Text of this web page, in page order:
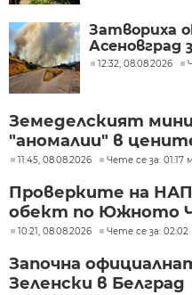
Затвориха
Асеновград
12:32, 08.08.2026
Земеделският
"аномалии" в
11:45, 08.08.2026 Чете се за: 01:17
Проверките на
обект по Южното
10:21, 08.08.2026 Чете се за: 02:02
Започна
Зеленски в Белград